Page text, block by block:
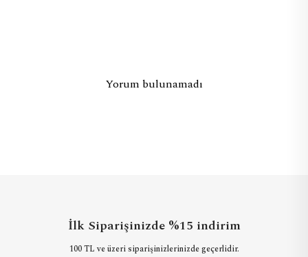
Yorum bulunamadı
İlk Siparişinizde %15 indirim
100 TL ve üzeri siparişinizlerinizde geçerlidir.